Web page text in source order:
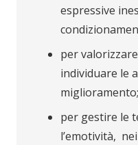
espressive
per
individuare le
miglioramento;
per gestire le
l’emotività,